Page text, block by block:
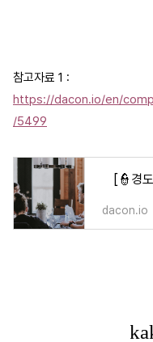
참고자료 1 :
https://dacon.io/en/
/5499
[👮경
dacon.io